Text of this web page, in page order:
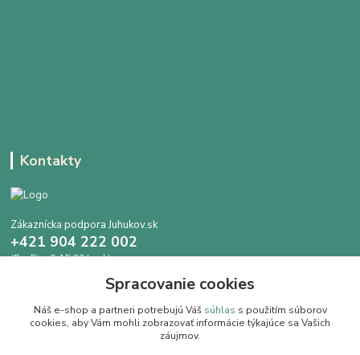
Kontakty
Zákaznícka podpora Juhukov.sk
+421 904 222 002
(Po-Pia, 9-15.30 hod.)
info@juhokov.skSpracovanie cookies
Náš e-shop a partneri potrebujú Váš súhlas s použitím súborov
cookies, aby Vám mohli zobrazovať informácie týkajúce sa Vašich
záujmov.